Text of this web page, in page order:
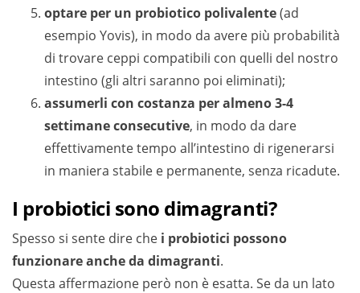
optare per un probiotico polivalente(ad
esempio Yovis), in modo da avere più probabilità
di trovare ceppi compatibili con quelli del nostro
intestino (gli altri saranno poi eliminati);
assumerli con costanza per almeno 3-4
settimane consecutive, in modo da dare
effettivamente tempo all’intestino di rigenerarsi
in maniera stabile e permanente, senza ricadute.
I probiotici sono dimagranti?
Spesso si sente dire che i probiotici possono
funzionare anche da dimagranti.
Questa affermazione però non è esatta. Se da un lato